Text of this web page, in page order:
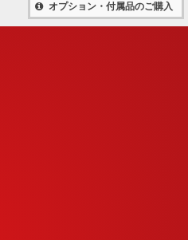
オプション・付属品のご購入